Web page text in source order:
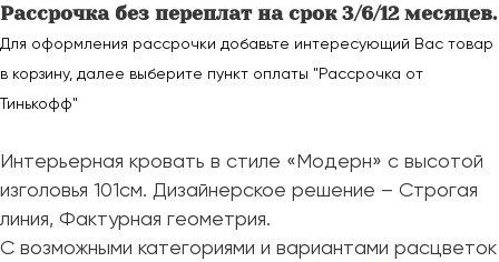
Рассрочка без переплат на срок 3/6/12 месяцев.
Для оформления рассрочки добавьте интересующий Вас товар
в корзину, далее выберите пункт оплаты "Рассрочка от
Тинькофф"
Интерьерная кровать в стиле «Модерн» с высотой
изголовья 101см. Дизайнерское решение – Строгая
линия, Фактурная геометрия.
С возможными категориями и вариантами расцветок